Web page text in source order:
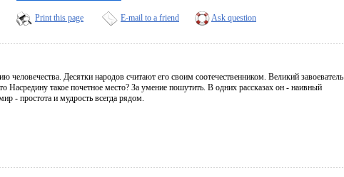
Print this page E-mail to a friend Ask question
Десятки народов считают его своим соотечественником. Великий завоеватель
Насредину такое почетное место? За умение пошутить. В одних рассказах он - наивный
- простота и мудрость всегда рядом.